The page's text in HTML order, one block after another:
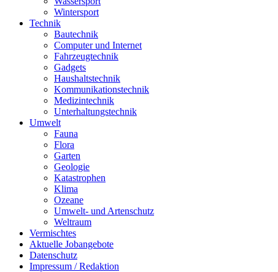
Wintersport
Technik
Bautechnik
Computer und Internet
Fahrzeugtechnik
Gadgets
Haushaltstechnik
Kommunikationstechnik
Medizintechnik
Unterhaltungstechnik
Umwelt
Fauna
Flora
Garten
Geologie
Katastrophen
Klima
Ozeane
Umwelt- und Artenschutz
Weltraum
Vermischtes
Aktuelle Jobangebote
Datenschutz
Impressum / Redaktion